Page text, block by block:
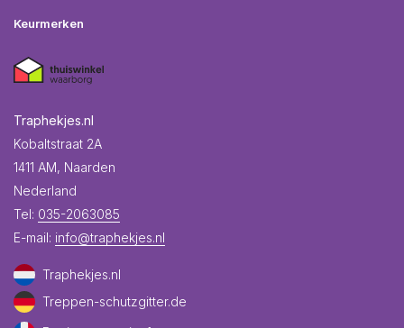
Keurmerken
Traphekjes.nl
Kobaltstraat 2A
1411 AM, Naarden
Nederland
Tel: 035-2063085
E-mail: info@traphekjes.nl
Traphekjes.nl
Treppen-schutzgitter.de